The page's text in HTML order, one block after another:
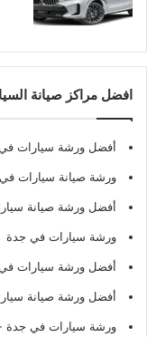
افضل مراكز صيانة
أفضل ورشة سيارات
ورشة صيانة سيارات
أفضل ورشة صيانة
ورشة سيارات في جدة
أفضل ورشة سيارات
أفضل ورشة صيانة
ورشة سيارات في جدة